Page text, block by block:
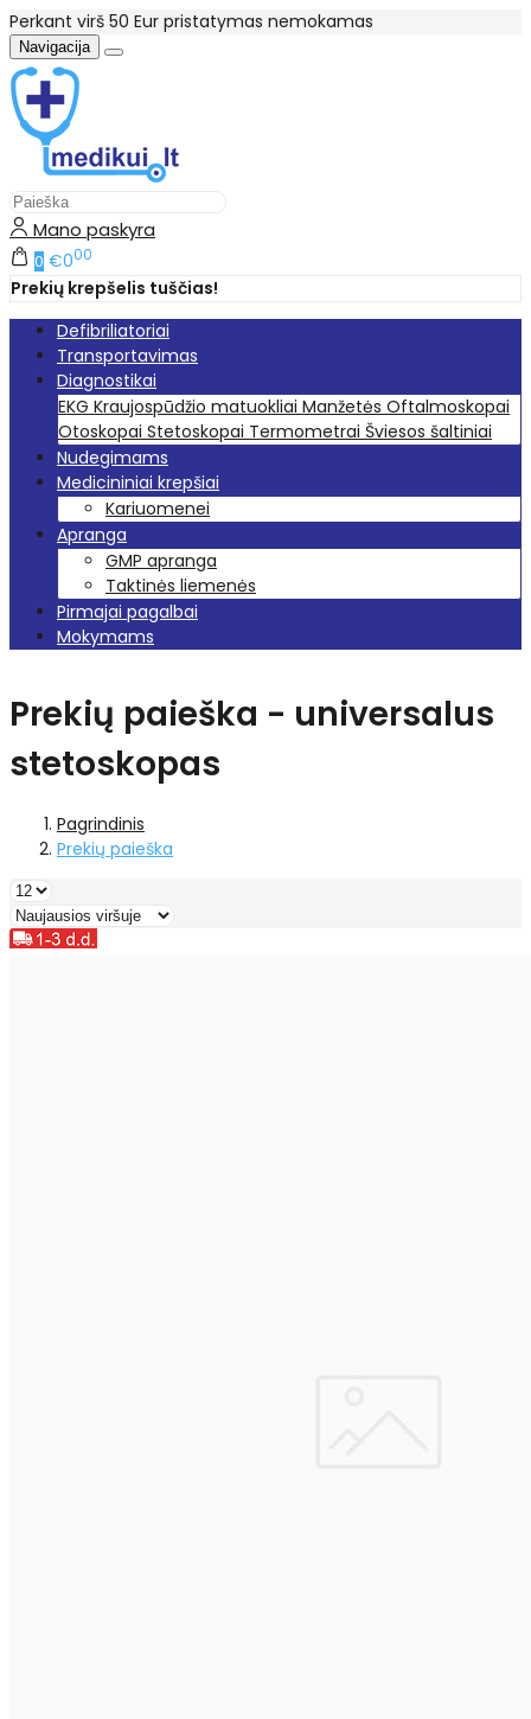
Perkant virš 50 Eur pristatymas nemokamas
Navigacija
Mano paskyra
0 €000
Prekių krepšelis tuščias!
Defibriliatoriai
Transportavimas
Diagnostikai
EKG Kraujospūdžio matuokliai Manžetės Oftalmoskopai
Otoskopai Stetoskopai Termometrai Šviesos šaltiniai
Nudegimams
Medicininiai krepšiai
Kariuomenei
Apranga
GMP apranga
Taktinės liemenės
Pirmajai pagalbai
Mokymams
Prekių paieška - universalus
stetoskopas
Pagrindinis
Prekių paieška